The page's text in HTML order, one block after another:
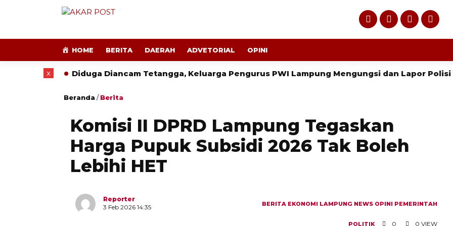
HOME BERITA DAERAH ADVETORIAL OPINI
Diduga Diancam Tetangga, Keluarga Pengurus PWI Lampung Mengungsi dan Lapor Polisi
Beranda /Berita
Komisi II DPRD Lampung Tegaskan
Harga Pupuk Subsidi 2026 Tak Boleh
Lebihi HET
Reporter
3 Feb 2026 14:35
BERITA EKONOMI LAMPUNG NEWS OPINI PEMERINTAH
POLITIK 0 0 VIEW
x